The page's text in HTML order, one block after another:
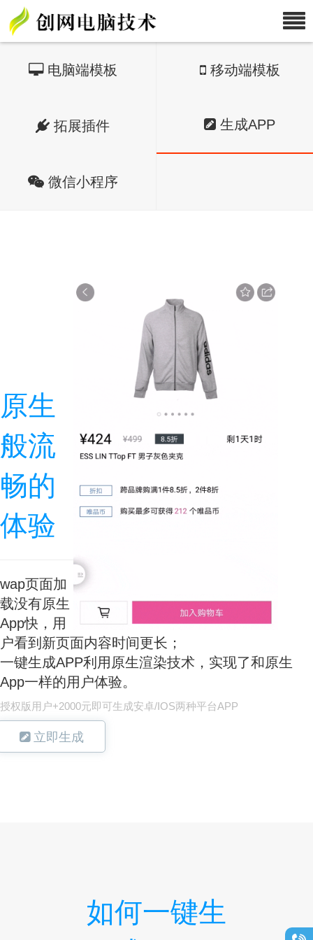
电脑端模板 移动端模板
拓展插件 生成APP
微信小程序
原生
般流
畅的
体验
wap页面加
载没有原生
App快，用
户看到新页面内容时间更长；
一键生成APP利用原生渲染技术，实现了和原生
App一样的用户体验。
授权版用户+2000元即可生成安卓/IOS两种平台APP
立即生成
如何一键生